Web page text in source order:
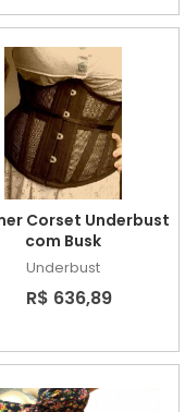
Corset Underbust
com Busk
Underbust
R$ 636,89